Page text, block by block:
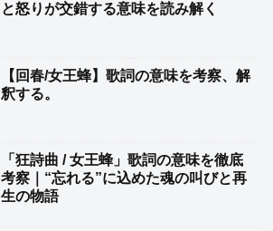
と怒りが交錯する意味を読み解く
【回春/女王蜂】歌詞の意味を考察、解
釈する。
「狂詩曲 / 女王蜂」歌詞の意味を徹底
考察｜“忘れる”に込めた魂の叫びと再
生の物語